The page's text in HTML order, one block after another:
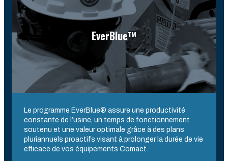
EverBlue™
Le programme EverBlue® assure une productivité
constante de l’usine, un temps de fonctionnement
soutenu et une valeur optimale grâce à des plans
pluriannuels proactifs visant à prolonger la durée de vie
efficace de vos équipements Comact.